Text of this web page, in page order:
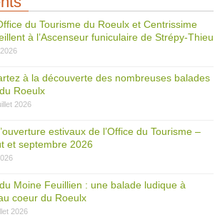
du Tourisme du Roeulx et Centrissime
à l’Ascenseur funiculaire de Strépy-Thieu
à la découverte des nombreuses balades
Roeulx
2026
estivaux de l’Office du Tourisme –
et septembre 2026
Moine Feuillien : une balade ludique à
coeur du Roeulx
2026